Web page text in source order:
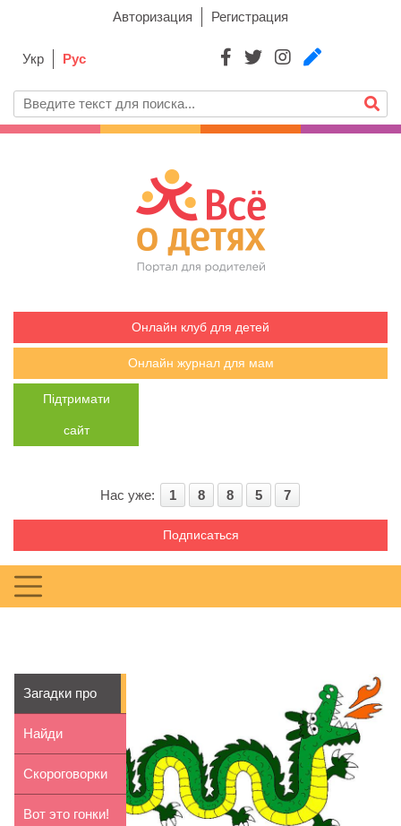
Авторизация Регистрация
Укр Рус
Онлайн клуб для детей
Онлайн журнал для мам
Підтримати
сайт
Нас уже: 1 8 8 5 7
Подписаться
Загадки про
Дракона для
детей 7...
Найди
телефон
Скороговорки
на букву Б для
Вот это гонки!